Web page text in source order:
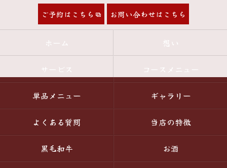
ご予約はこちら お問い合わせはこちら
ホーム 想い
サービス コースメニュー
単品メニュー ギャラリー
よくある質問 当店の特徴
黒毛和牛 お酒